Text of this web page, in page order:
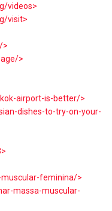
videos>
visit>
>
>
airport-is-better/>
dishes-to-try-on-your-
feminina/>
massa-muscular-